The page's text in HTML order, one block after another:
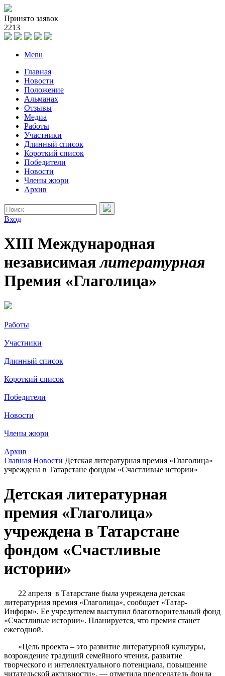
Принято заявок
2213
Menu
Главная
Новости
Положение
Альманах
Отзывы
Медиа
Работы
Участники
Длинный список
Короткий список
Победители
Новости
Члены жюри
Архив
Вход
XIII Международная
независимаялитературная
Премия «Глаголица»
Работы
Участники
Длинный список
Короткий список
Победители
Новости
Члены жюри
Архив
Главная Новости Детская литературная премия «Глаголица»
учреждена в Татарстане фондом «Счастливые истории»
Детская литературная
премия «Глаголица»
учреждена в Татарстане
фондом «Счастливые
истории»
22 апреля в Татарстане была учреждена детская
литературная премия «Глаголица», сообщает «Татар-
Информ». Ее учредителем выступил благотворительный фонд
«Счастливые истории». Планируется, что премия станет
ежегодной.
«Цель проекта – это развитие литературной культуры,
возрождение традиций семейного чтения, развитие
творческого и интеллектуального потенциала, повышение
читательской активности», — отметила председатель фонда